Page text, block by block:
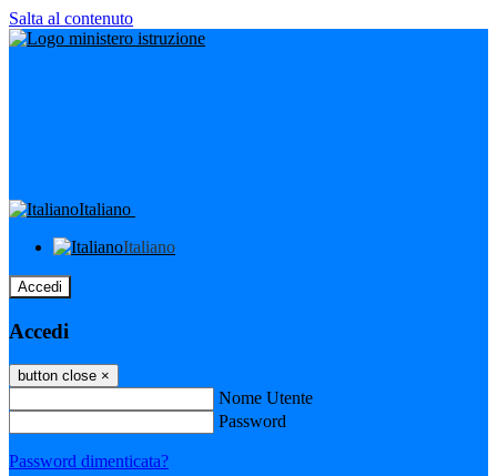
Salta al contenuto
Italiano
Italiano
Accedi
Accedi
button close ×
Nome Utente
Password
Password dimenticata?